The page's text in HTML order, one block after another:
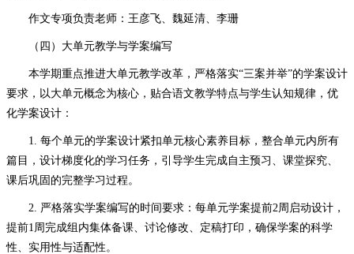
作文专项负责老师：王彦飞、魏延清、李珊
（四）大单元教学与学案编写
本学期重点推进大单元教学改革，严格落实“三案并举”的学案设计
要求，以大单元概念为核心，贴合语文教学特点与学生认知规律，优
化学案设计：
1. 每个单元的学案设计紧扣单元核心素养目标，整合单元内所有
篇目，设计梯度化的学习任务，引导学生完成自主预习、课堂探究、
课后巩固的完整学习过程。
2. 严格落实学案编写的时间要求：每单元学案提前2周启动设计，
提前1周完成组内集体备课、讨论修改、定稿打印，确保学案的科学
性、实用性与适配性。